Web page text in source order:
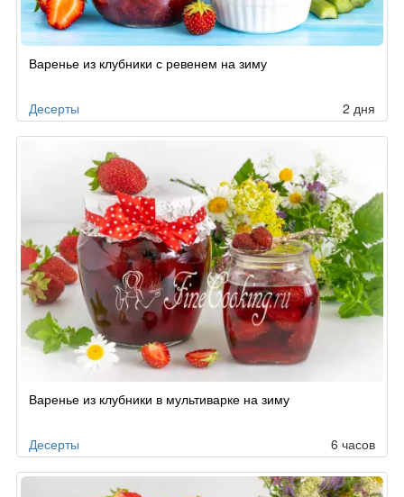
Варенье из клубники с ревенем на зиму
Десерты 2 дня
Варенье из клубники в мультиварке на зиму
Десерты 6 часов